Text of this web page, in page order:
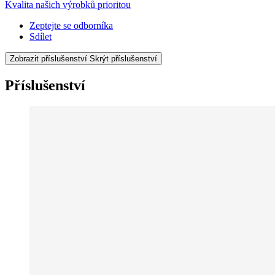
Kvalita našich výrobků prioritou
Zeptejte se odborníka
Sdílet
Zobrazit příslušenství Skrýt příslušenství
Příslušenství